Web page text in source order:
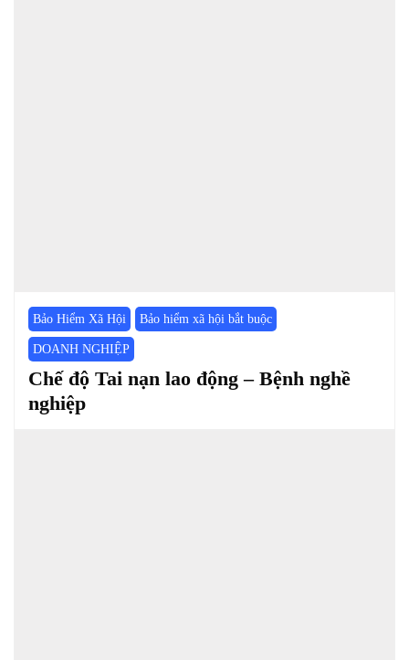
Bảo Hiểm Xã Hội Bảo hiểm xã hội bắt buộc
DOANH NGHIỆP
Chế độ Tai nạn lao động – Bệnh nghề
nghiệp